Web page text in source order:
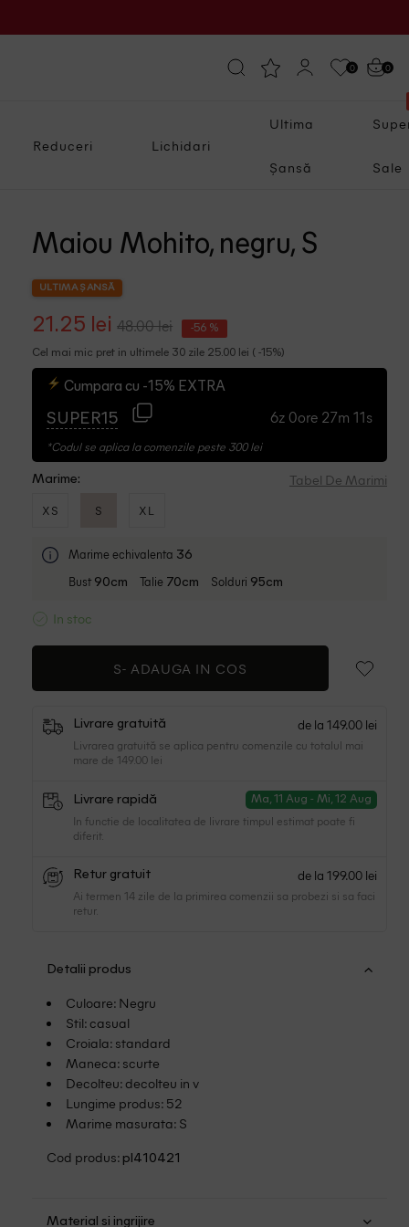
0 0
Reduceri Lichidari
Ultima
Șansă Sale
Maiou Mohito, negru, S
ULTIMA ȘANSĂ
21.25 lei 48.00 lei -56 %
Cel mai mic pret in ultimele 30 zile 25.00 lei ( -15%)
Cumpara cu -15% EXTRA
SUPER15 6z 0ore 27m 10s
*Codul se aplica la comenzile peste 300 lei
Marime: Tabel De Marimi
XS S XL
Marime echivalenta 36
Bust 90cm Talie 70cm Solduri 95cm
In stoc
S- ADAUGA IN COS
Livrare gratuită de la 149.00 lei
Livrarea gratuită se aplica pentru comenzile cu totalul mai
mare de 149.00 lei
Livrare rapidă Ma, 11 Aug - Mi, 12 Aug
In functie de localitatea de livrare timpul estimat poate fi
diferit.
Retur gratuit de la 199.00 lei
Ai termen 14 zile de la primirea comenzii sa probezi si sa faci
retur.
Detalii produs
Culoare: Negru
Stil: casual
Croiala: standard
Maneca: scurte
Decolteu: decolteu in v
Lungime produs: 52
Marime masurata: S
Cod produs: pl410421
Material si ingrijire